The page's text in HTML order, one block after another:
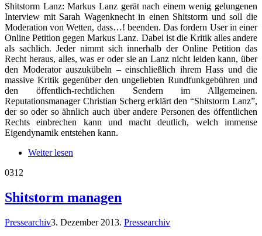
Shitstorm Lanz: Markus Lanz gerät nach einem wenig gelungenen
Interview mit Sarah Wagenknecht in einen Shitstorm und soll die
Moderation von Wetten, dass…! beenden. Das fordern User in einer
Online Petition gegen Markus Lanz. Dabei ist die Kritik alles andere
als sachlich. Jeder nimmt sich innerhalb der Online Petition das
Recht heraus, alles, was er oder sie an Lanz nicht leiden kann, über
den Moderator auszukübeln – einschließlich ihrem Hass und die
massive Kritik gegenüber den ungeliebten Rundfunkgebühren und
den öffentlich-rechtlichen Sendern im Allgemeinen.
Reputationsmanager Christian Scherg erklärt den “Shitstorm Lanz”,
der so oder so ähnlich auch über andere Personen des öffentlichen
Rechts einbrechen kann und macht deutlich, welch immense
Eigendynamik entstehen kann.
Weiter lesen
0312
Shitstorm managen
Pressearchiv3. Dezember 2013. Pressearchiv